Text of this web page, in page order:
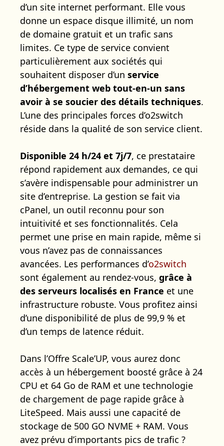
d’un site internet performant. Elle vous
donne un espace disque illimité, un nom
de domaine gratuit et un trafic sans
limites. Ce type de service convient
particulièrement aux sociétés qui
souhaitent disposer d’un service
d’hébergement web tout-en-un sans
avoir à se soucier des détails techniques.
L’une des principales forces d’o2switch
réside dans la qualité de son service client.
Disponible 24 h/24 et 7j/7, ce prestataire
répond rapidement aux demandes, ce qui
s’avère indispensable pour administrer un
site d’entreprise. La gestion se fait via
cPanel, un outil reconnu pour son
intuitivité et ses fonctionnalités. Cela
permet une prise en main rapide, même si
vous n’avez pas de connaissances
avancées. Les performances d’o2switch
sont également au rendez-vous, grâce à
des serveurs localisés en France et une
infrastructure robuste. Vous profitez ainsi
d’une disponibilité de plus de 99,9 % et
d’un temps de latence réduit.
Dans l’Offre Scale’UP, vous aurez donc
accès à un hébergement boosté grâce à 24
CPU et 64 Go de RAM et une technologie
de chargement de page rapide grâce à
LiteSpeed. Mais aussi une capacité de
stockage de 500 GO NVME + RAM. Vous
avez prévu d’importants pics de trafic ?